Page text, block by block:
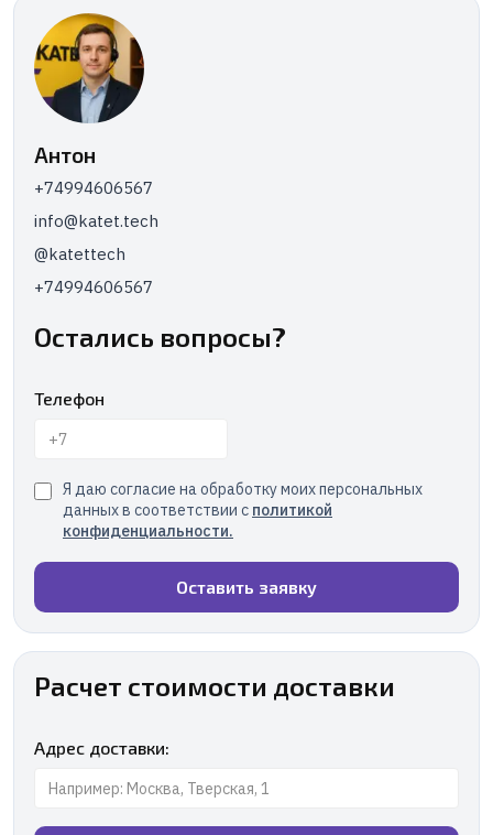
Антон
+74994606567
info@katet.tech
@katettech
+74994606567
Остались вопросы?
Телефон
Я даю согласие на обработку моих персональных
данных в соответствии с политикой
конфиденциальности.
Оставить заявку
Расчет стоимости доставки
Адрес доставки: